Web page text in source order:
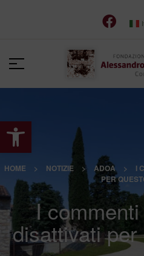
Apri la barra degli strumenti
HOME > NOTIZIE > ADOA >
I
PER
I
disattivati